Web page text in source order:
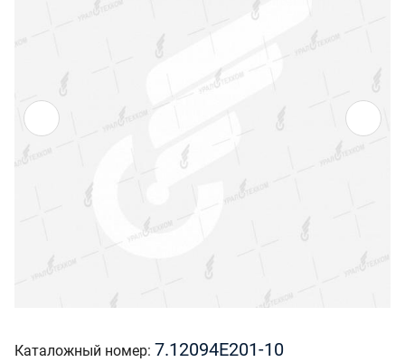
Каталожный номер 7.12094Е201-10